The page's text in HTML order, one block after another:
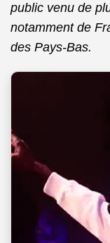
public venu de
notamment de
des Pays-Bas.